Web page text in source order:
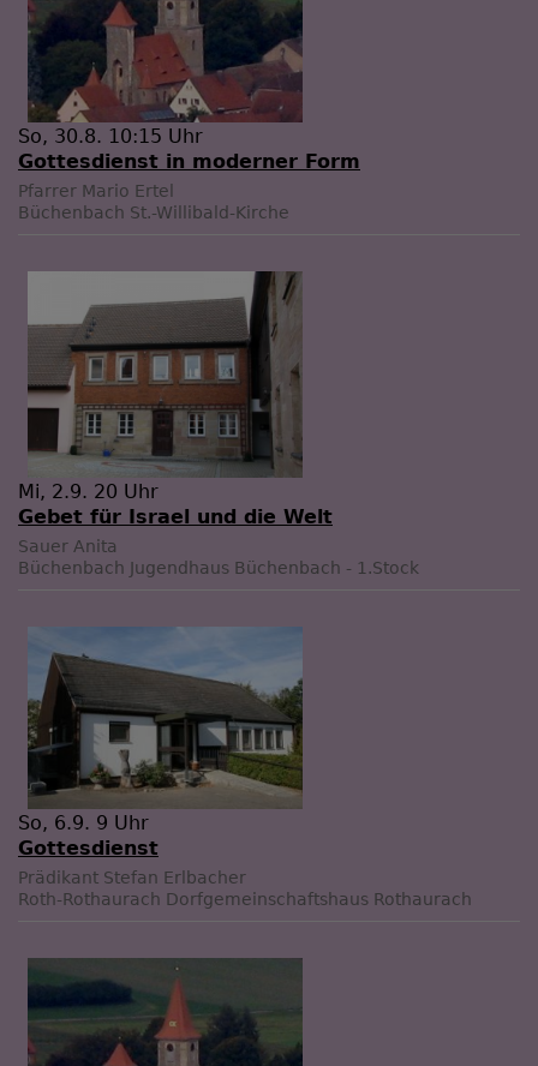
So, 30.8. 10:15 Uhr
Gottesdienst in moderner Form
Pfarrer Mario Ertel
Büchenbach St.-Willibald-Kirche
Mi, 2.9. 20 Uhr
Gebet für Israel und die Welt
Sauer Anita
Büchenbach Jugendhaus Büchenbach - 1.Stock
So, 6.9. 9 Uhr
Gottesdienst
Prädikant Stefan Erlbacher
Roth-Rothaurach Dorfgemeinschaftshaus Rothaurach